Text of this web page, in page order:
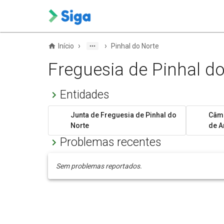
Início › › Pinhal do Norte
Freguesia de Pinhal
Entidades
Junta de Freguesia de Pinhal do
Norte
de
Problemas recentes
Sem problemas reportados.